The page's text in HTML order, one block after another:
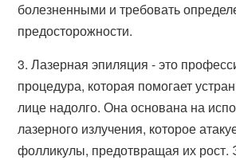
болезненными и требовать
предосторожности.
3. Лазерная эпиляция - это
процедура, которая помогает
лице надолго. Она основана на
лазерного излучения, которое
фолликулы, предотвращая их рост.